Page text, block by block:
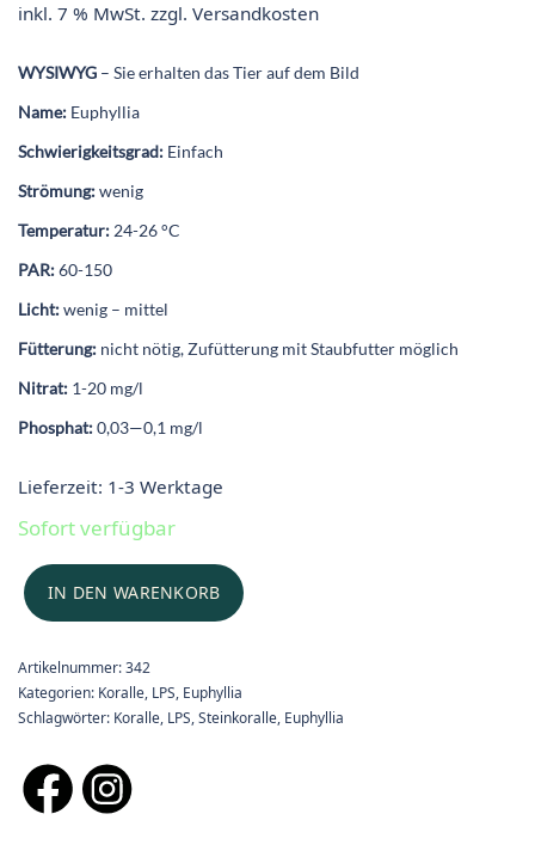
Preis war:
99,00 €
Preis ist:
79,20 €.
inkl. 7 % MwSt. zzgl.Versandkosten
WYSIWYG – Sie erhalten das Tier auf dem Bild
Name: Euphyllia
Schwierigkeitsgrad: Einfach
Strömung:wenig
Temperatur: 24-26 °C
PAR:60-150
Licht:wenig – mittel
Fütterung: nicht nötig, Zufütterung mit Staubfutter möglich
Nitrat: 1-20 mg/l
Phosphat:0,03—0,1 mg/l
Lieferzeit: 1-3 Werktage
Sofort verfügbar
IN DEN WARENKORB
Artikelnummer:342
Kategorien: Koralle, LPS, Euphyllia
Schlagwörter: Koralle, LPS,Steinkoralle, Euphyllia